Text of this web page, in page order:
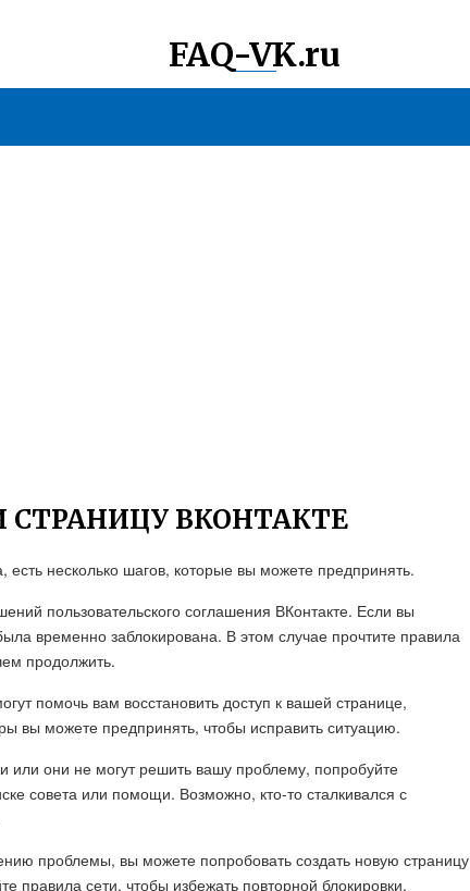
FAQ-VK.ru
СТРАНИЦУ ВКОНТАКТЕ
несколько шагов, которые вы можете предпринять.
пользовательского соглашения ВКонтакте. Если вы
временно заблокирована. В этом случае прочтите правила
продолжить.
помочь вам восстановить доступ к вашей странице,
вы можете предпринять, чтобы исправить ситуацию.
или они не могут решить вашу проблему, попробуйте
совета или помощи. Возможно, кто-то сталкивался с
проблемы, вы можете попробовать создать новую страницу
правила сети, чтобы избежать повторной блокировки.